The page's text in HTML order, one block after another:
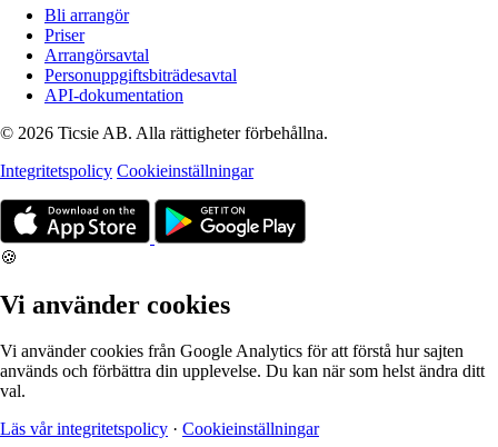
Bli arrangör
Priser
Arrangörsavtal
Personuppgiftsbiträdesavtal
API-dokumentation
© 2026 Ticsie AB. Alla rättigheter förbehållna.
Integritetspolicy Cookieinställningar
🍪
Vi använder cookies
Vi använder cookies från Google Analytics för att förstå hur sajten
används och förbättra din upplevelse. Du kan när som helst ändra ditt
val.
Läs vår integritetspolicy · Cookieinställningar